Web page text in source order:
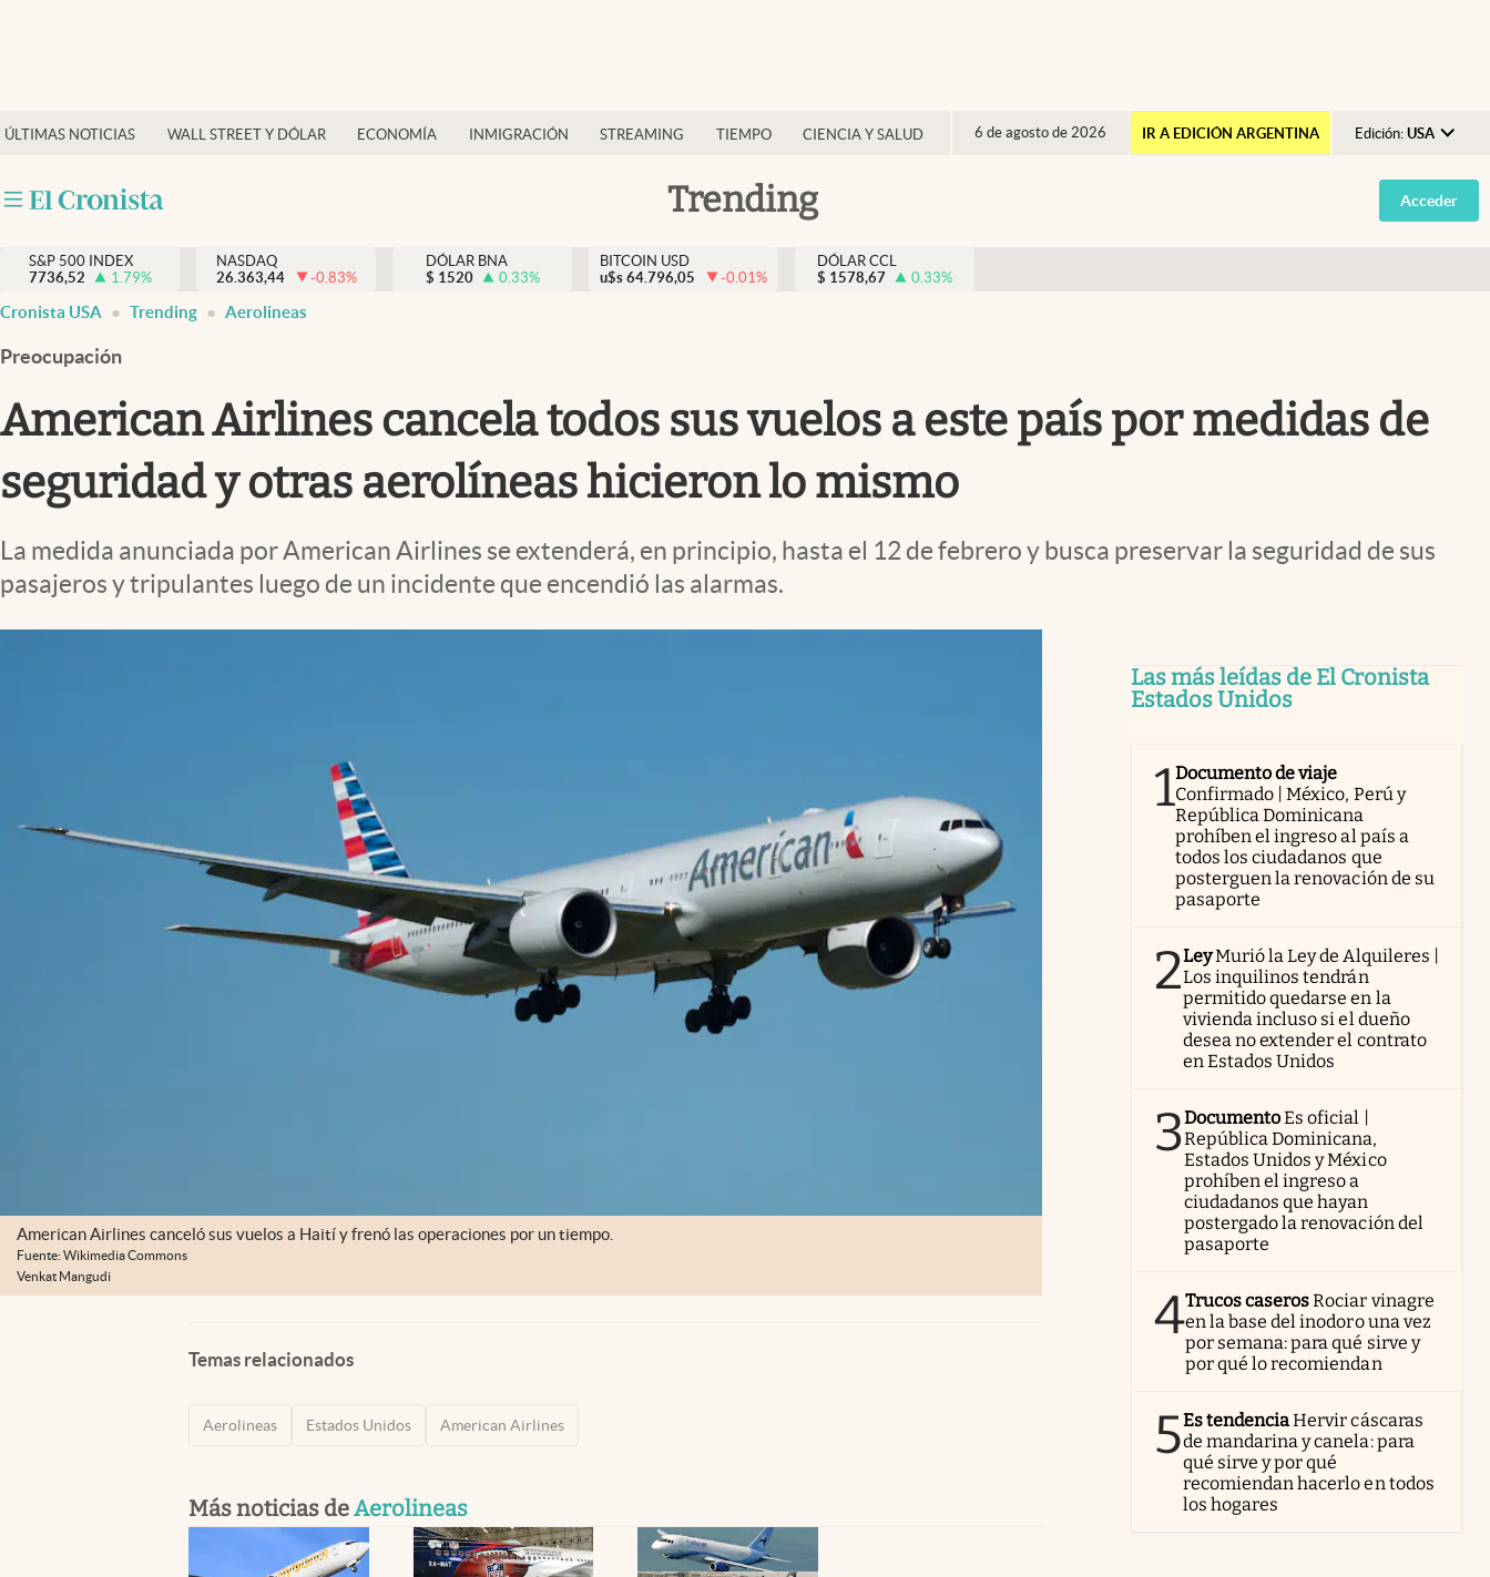
ÚLTIMAS NOTICIAS WALL STREET Y DÓLAR ECONOMÍA INMIGRACIÓN STREAMING TIEMPO CIENCIA Y SALUD 6 de agosto de 2026 IR A EDICIÓN ARGENTINA Edición: USA
Argentina
España
Trending
Finanzas y economía
Inmigración
Trending
Streaming
Lifestyle
Acceder
S&P 500 INDEX
7736,52
1.79%
NASDAQ
26.363,44
-0.83%
DÓLAR BNA
$ 1520 0.33%
BITCOIN USD
u$s 64.796,05 -0.01%
DÓLAR CCL
$ 1578,67 0.33%
Cronista USA Trending Aerolineas
Preocupación
American Airlines cancela todos sus vuelos a este país por medidas de
seguridad y otras aerolíneas hicieron lo mismo
La medida anunciada por American Airlines se extenderá, en principio, hasta el 12 de febrero y busca preservar la seguridad de sus
pasajeros y tripulantes luego de un incidente que encendió las alarmas.
American Airlines canceló sus vuelos a Haití y frenó las operaciones por un tiempo.
Fuente: Wikimedia Commons
Venkat Mangudi
Temas relacionados
Aerolineas Estados Unidos American Airlines
Más noticias deAerolineas
Las más leídas de El Cronista
Estados Unidos
1Documento de viaje
Confirmado | México, Perú y
República Dominicana
prohíben el ingreso al país a
todos los ciudadanos que
posterguen la renovación de su
pasaporte
2LeyMurió la Ley de Alquileres |
Los inquilinos tendrán
permitido quedarse en la
vivienda incluso si el dueño
desea no extender el contrato
en Estados Unidos
3DocumentoEs oficial |
República Dominicana,
Estados Unidos y México
prohíben el ingreso a
ciudadanos que hayan
postergado la renovación del
pasaporte
4Trucos caserosRociar vinagre
en la base del inodoro una vez
por semana: para qué sirve y
por qué lo recomiendan
5Es tendenciaHervir cáscaras
de mandarina y canela: para
qué sirve y por qué
recomiendan hacerlo en todos
los hogares